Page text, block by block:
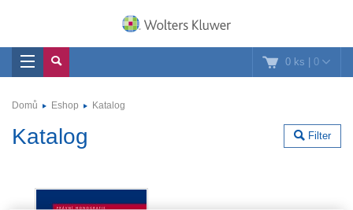
0 ks | 0
Domů Eshop Katalog
Filter
Katalog